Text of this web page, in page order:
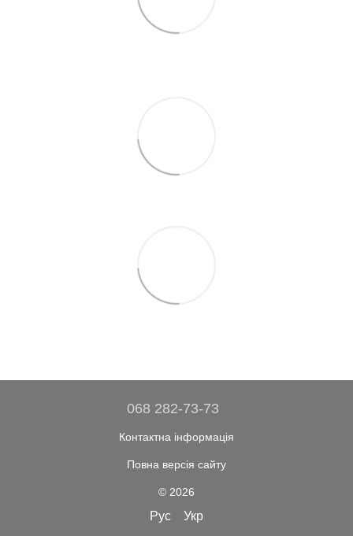
068 282-73-73
Контактна інформація
Повна версія сайту
© 2026
Рус Укр